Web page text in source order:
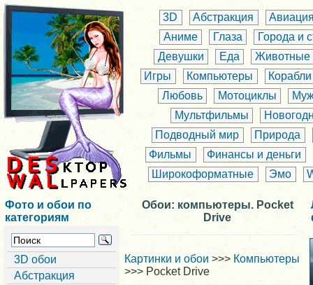
3D Абстракция
Аниме
Глаза
Города и
Девушки
Еда
Животные
Игры
Компьютеры
Корабли
Любовь
Мотоциклы
Мультфильмы
Подводный мир
Природа
Фильмы
Финансы и деньги
Широкоформатные
Эмо
Фото и обои по
категориям
3D обои
Абстракция
Обои: компьютеры. Pocket
Drive
Картинки и обои >>> Компьютеры
>>> Pocket Drive